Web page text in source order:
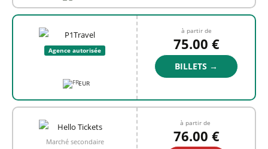
Agence autorisée
EUR
à partir de
75.00 €
BILLETS →
Marché secondaire
à partir de
76.00 €